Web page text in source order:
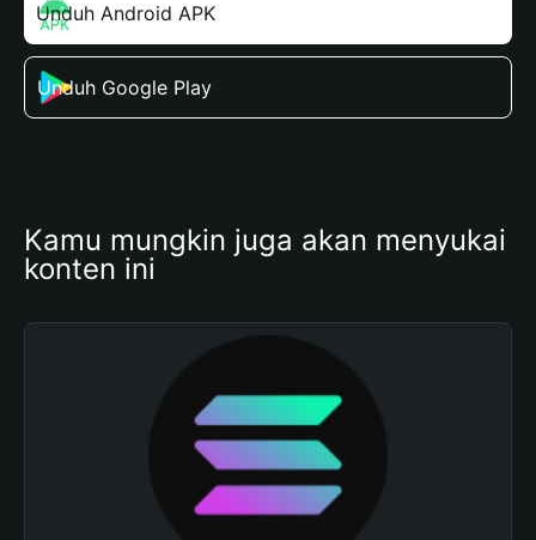
Unduh Android APK
Unduh Google Play
Kamu mungkin juga akan menyukai
konten ini